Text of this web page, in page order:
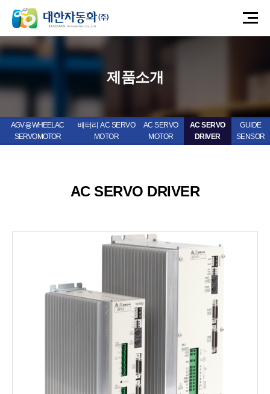
제품소개
AGV 용 WHEEL AC
SERVO MOTOR
배터리 AC SERVO
MOTOR
AC SERVO
MOTOR
AC SERVO
DRIVER
GUIDE
SENSOR
AC SERVO DRIVER